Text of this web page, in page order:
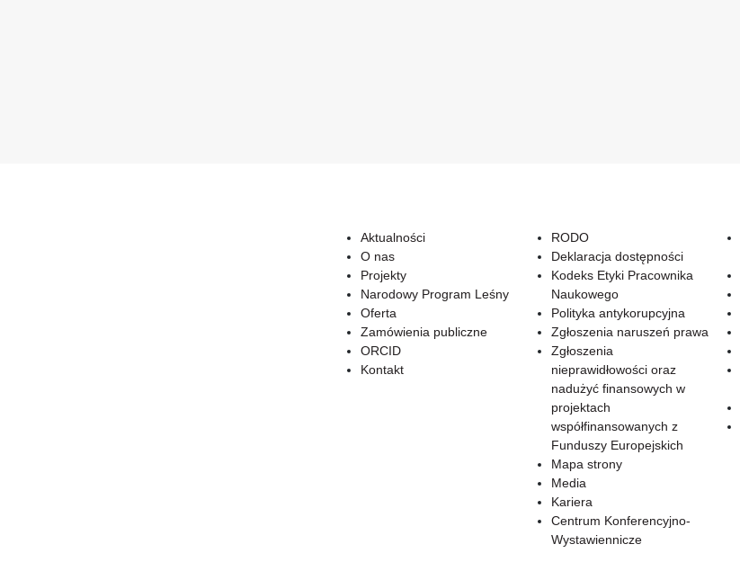
Aktualności
O nas
Projekty
Narodowy Program Leśny
Oferta
Zamówienia publiczne
ORCID
Kontakt
RODO
Deklaracja dostępności
Kodeks Etyki Pracownika
Naukowego
Polityka antykorupcyjna
Zgłoszenia naruszeń prawa
Zgłoszenia
nieprawidłowości oraz
nadużyć finansowych w
projektach
współfinansowanych z
Funduszy Europejskich
Mapa strony
Media
Kariera
Centrum Konferencyjno-
Wystawiennicze